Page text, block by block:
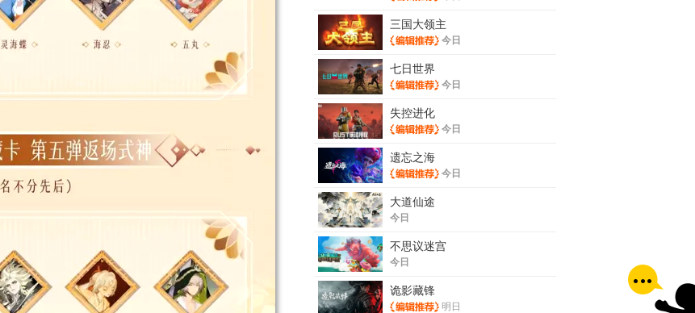
三国大领主
今日
七日世界
今日
失控进化
今日
遗忘之海
今日
大道仙途
今日
不思议迷宫
今日
诡影藏锋
明日